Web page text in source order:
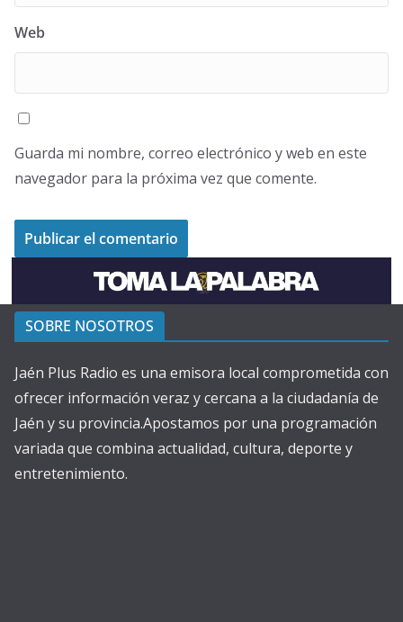
Web
Guarda mi nombre, correo electrónico y web en este
navegador para la próxima vez que comente.
SOBRE NOSOTROS
Jaén Plus Radio es una emisora local comprometida con
ofrecer información veraz y cercana a la ciudadanía de
Jaén y su provincia.Apostamos por una programación
variada que combina actualidad, cultura, deporte y
entretenimiento.